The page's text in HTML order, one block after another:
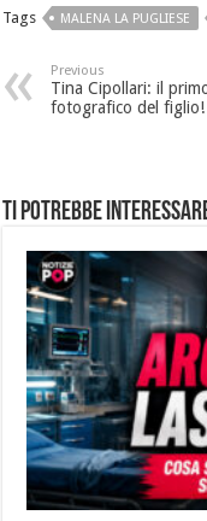
Tags MALENA LA PUGLIESE
Previous
Tina Cipollari: il
fotografico del figlio!
Ti potrebbe